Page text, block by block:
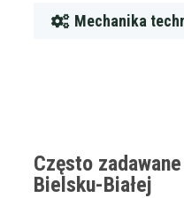
Mechanika
Często
Bielsku-Białej